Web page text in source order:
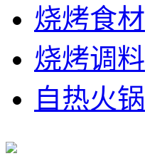
烧烤食材
烧烤调料
自热火锅